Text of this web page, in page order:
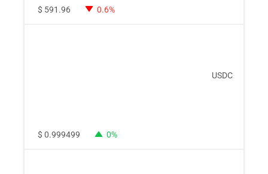
$ 591.96 0.6%
USDC
$ 0.999499 0%